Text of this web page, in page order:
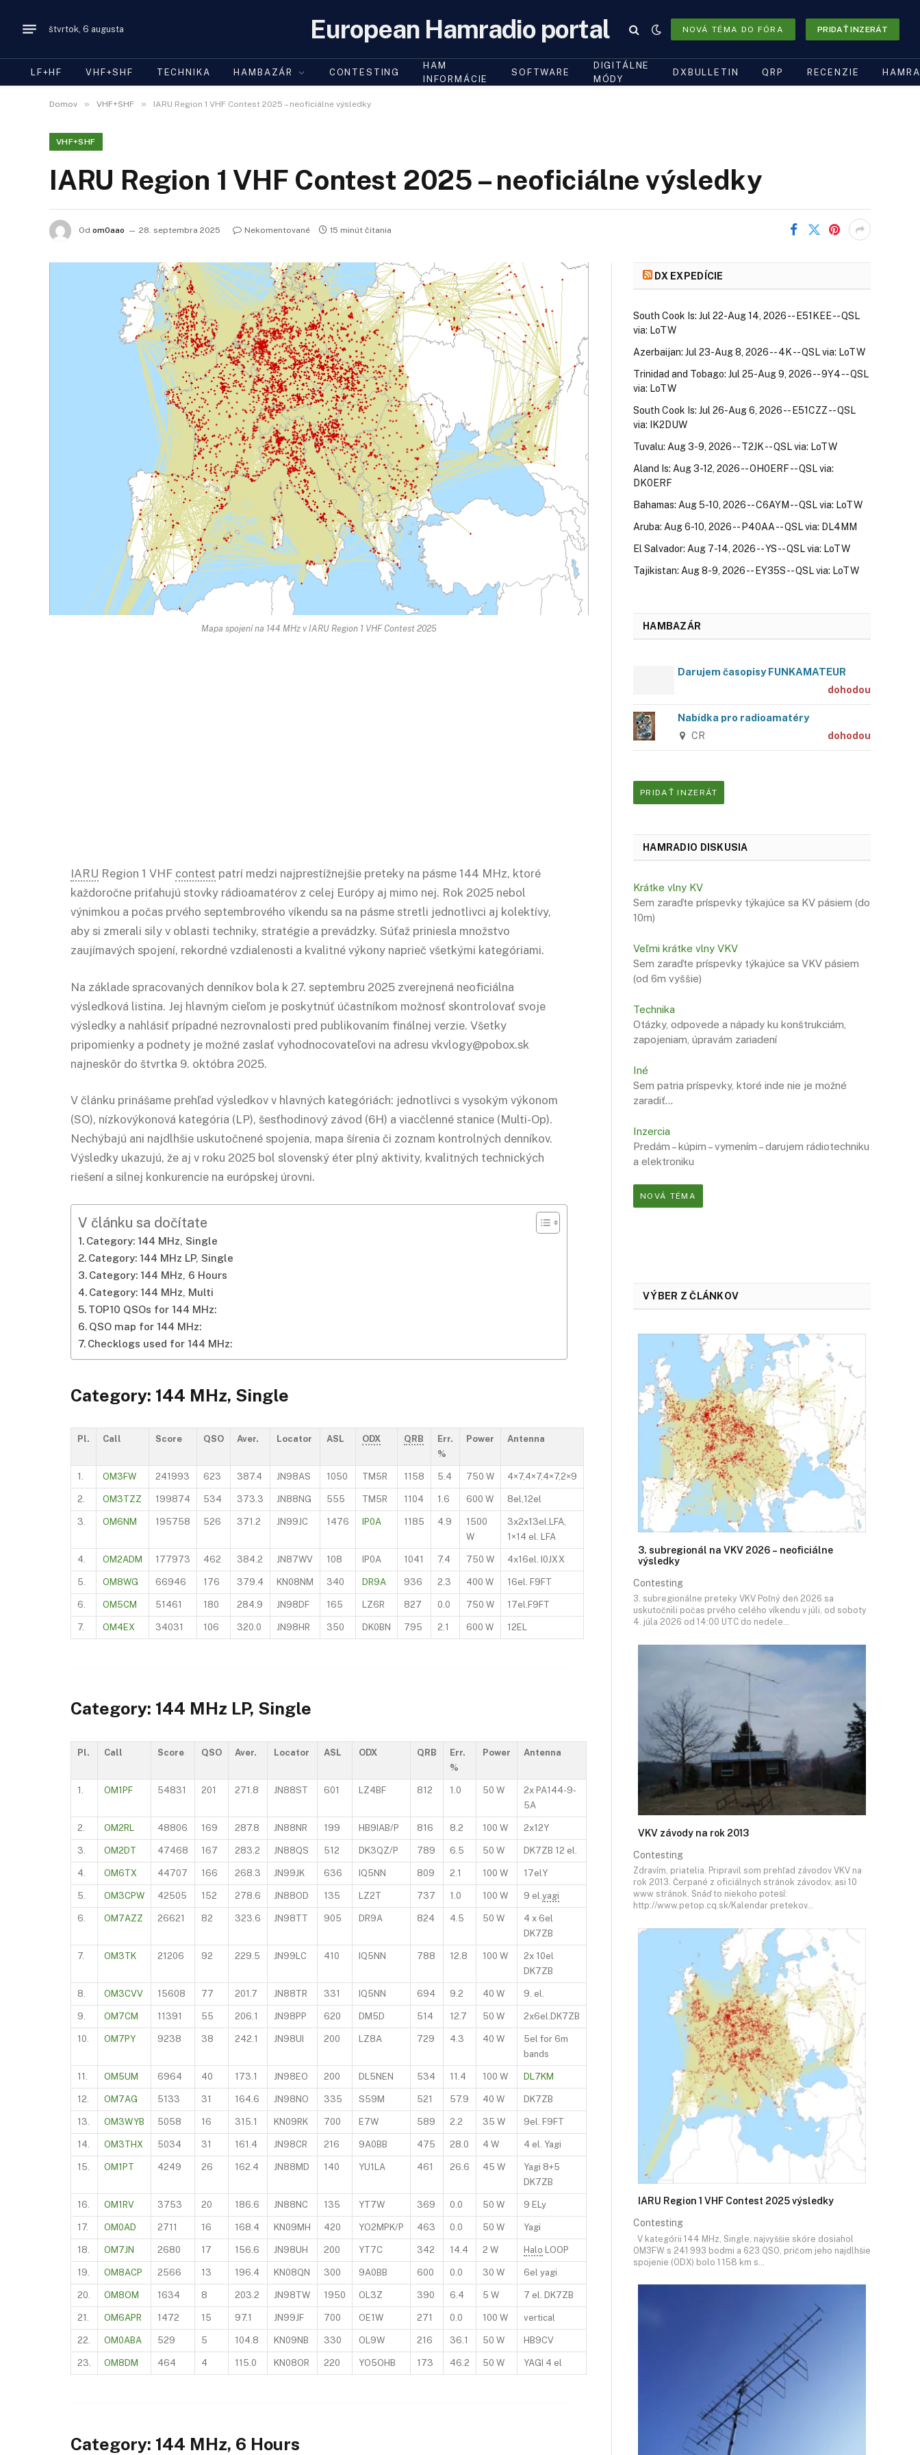
štvrtok, 6 augusta European Hamradio portal NOVÁ TÉMA DO FÓRA PRIDAŤ INZERÁT
LF+HF VHF+SHF TECHNIKA HAMBAZÁR CONTESTING
HAM
INFORMÁCIE
SOFTWARE
DIGITÁLNE
MÓDY
DXBULLETIN QRP RECENZIE
Domov » VHF+SHF » IARU Region 1 VHF Contest 2025 – neoficiálne výsledky
VHF+SHF
IARU Region 1 VHF Contest 2025 – neoficiálne výsledky
Od om0aao 28. septembra 2025 Nekomentované 15 minút čítania
Mapa spojení na 144 MHz v IARU Region 1 VHF Contest 2025
IARU Region 1 VHF contest patrí medzi najprestížnejšie preteky na pásme 144 MHz, ktoré
každoročne priťahujú stovky rádioamatérov z celej Európy aj mimo nej. Rok 2025 nebol
výnimkou a počas prvého septembrového víkendu sa na pásme stretli jednotlivci aj kolektívy,
aby si zmerali sily v oblasti techniky, stratégie a prevádzky. Súťaž priniesla množstvo
zaujímavých spojení, rekordné vzdialenosti a kvalitné výkony naprieč všetkými kategóriami.
Na základe spracovaných denníkov bola k 27. septembru 2025 zverejnená neoficiálna
výsledková listina. Jej hlavným cieľom je poskytnúť účastníkom možnosť skontrolovať svoje
výsledky a nahlásiť prípadné nezrovnalosti pred publikovaním finálnej verzie. Všetky
pripomienky a podnety je možné zaslať vyhodnocovateľovi na adresu vkvlogy@pobox.sk
najneskôr do štvrtka 9. októbra 2025.
V článku prinášame prehľad výsledkov v hlavných kategóriách: jednotlivci s vysokým výkonom
(SO), nízkovýkonová kategória (LP), šesťhodinový závod (6H) a viacčlenné stanice (Multi-Op).
Nechýbajú ani najdlhšie uskutočnené spojenia, mapa šírenia či zoznam kontrolných denníkov.
Výsledky ukazujú, že aj v roku 2025 bol slovenský éter plný aktivity, kvalitných technických
riešení a silnej konkurencie na európskej úrovni.
V článku sa dočítate
Category: 144 MHz, Single
Category: 144 MHz LP, Single
Category: 144 MHz, 6 Hours
Category: 144 MHz, Multi
TOP10 QSOs for 144 MHz:
QSOmap for 144 MHz:
Checklogs used for 144 MHz:
Category: 144 MHz, Single
Pl. Call Score QSO Aver. Locator ASL ODX QRB
Err.
%
Power Antenna
1. OM3FW 241993 623 387.4 JN98AS 1050 TM5R 1158 5.4 750 W 4×7,4×7,4×7,2×9
2. OM3TZZ 199874 534 373.3 JN88NG 555 TM5R 1104 1.6 600 W 8el,12el
3. OM6NM 195758 526 371.2 JN99JC 1476 IP0A 1185 4.9
1500
W
3x2x13el.LFA,
1×14 el. LFA
4. OM2ADM 177973 462 384.2 JN87WV 108 IP0A 1041 7.4 750 W 4x16el. I0JXX
5. OM8WG 66946 176 379.4 KN08NM 340 DR9A 936 2.3 400 W 16el. F9FT
6. OM5CM 51461 180 284.9 JN98DF 165 LZ6R 827 0.0 750 W 17el.F9FT
7. OM4EX 34031 106 320.0 JN98HR 350 DK0BN 795 2.1 600 W 12EL
Category: 144 MHz LP, Single
Pl. Call Score QSO Aver. Locator ASL ODX QRB
Err.
%
Power Antenna
1. OM1PF 54831 201 271.8 JN88ST 601 LZ4BF 812 1.0 50 W
2x PA144-9-
5A
2. OM2RL 48806 169 287.8 JN88NR 199 HB9IAB/P 816 8.2 100 W 2x12Y
3. OM2DT 47468 167 283.2 JN88QS 512 DK3QZ/P 789 6.5 50 W DK7ZB 12 el.
4. OM6TX 44707 166 268.3 JN99JK 636 IQ5NN 809 2.1 100 W 17elY
5. OM3CPW 42505 152 278.6 JN88OD 135 LZ2T 737 1.0 100 W 9 el. yagi
6. OM7AZZ 26621 82 323.6 JN98TT 905 DR9A 824 4.5 50 W
4 x 6el
DK7ZB
7. OM3TK 21206 92 229.5 JN99LC 410 IQ5NN 788 12.8 100 W
2x 10el
DK7ZB
8. OM3CVV 15608 77 201.7 JN88TR 331 IQ5NN 694 9.2 40 W 9. el.
9. OM7CM 11391 55 206.1 JN98PP 620 DM5D 514 12.7 50 W 2x6el.DK7ZB
10. OM7PY 9238 38 242.1 JN98UI 200 LZ8A 729 4.3 40 W
5el for 6m
bands
11. OM5UM 6964 40 173.1 JN98EO 200 DL5NEN 534 11.4 100 W DL7KM
12. OM7AG 5133 31 164.6 JN98NO 335 S59M 521 57.9 40 W DK7ZB
13. OM3WYB 5058 16 315.1 KN09RK 700 E7W 589 2.2 35 W 9el. F9FT
14. OM3THX 5034 31 161.4 JN98CR 216 9A0BB 475 28.0 4 W 4 el. Yagi
15. OM1PT 4249 26 162.4 JN88MD 140 YU1LA 461 26.6 45 W
Yagi 8+5
DK7ZB
16. OM1RV 3753 20 186.6 JN88NC 135 YT7W 369 0.0 50 W 9 ELy
17. OM0AD 2711 16 168.4 KN09MH 420 YO2MPK/P 463 0.0 50 W Yagi
18. OM7JN 2680 17 156.6 JN98UH 200 YT7C 342 14.4 2 W Halo LOOP
19. OM8ACP 2566 13 196.4 KN08QN 300 9A0BB 600 0.0 30 W 6el yagi
20. OM8OM 1634 8 203.2 JN98TW 1950 OL3Z 390 6.4 5 W 7 el. DK7ZB
21. OM6APR 1472 15 97.1 JN99JF 700 OE1W 271 0.0 100 W vertical
22. OM0ABA 529 5 104.8 KN09NB 330 OL9W 216 36.1 50 W HB9CV
23. OM8DM 464 4 115.0 KN08OR 220 YO5OHB 173 46.2 50 W YAGI 4 el
Category: 144 MHz, 6 Hours
DX EXPEDÍCIE
South Cook Is: Jul 22-Aug 14, 2026 -- E51KEE -- QSL
via: LoTW
Azerbaijan: Jul 23-Aug 8, 2026 -- 4K -- QSL via: LoTW
Trinidad and Tobago: Jul 25-Aug 9, 2026 -- 9Y4 -- QSL
via: LoTW
South Cook Is: Jul 26-Aug 6, 2026 -- E51CZZ -- QSL
via: IK2DUW
Tuvalu: Aug 3-9, 2026 -- T2JK -- QSL via: LoTW
Aland Is: Aug 3-12, 2026 -- OH0ERF -- QSL via:
DK0ERF
Bahamas: Aug 5-10, 2026 -- C6AYM -- QSL via: LoTW
Aruba: Aug 6-10, 2026 -- P40AA -- QSL via: DL4MM
El Salvador: Aug 7-14, 2026 -- YS -- QSL via: LoTW
Tajikistan: Aug 8-9, 2026 -- EY35S -- QSL via: LoTW
HAMBAZÁR
Darujem časopisy FUNKAMATEUR
dohodou
Nabídka pro radioamatéry
CR dohodou
PRIDAŤ INZERÁT
HAMRADIO DISKUSIA
Krátke vlny KV
Sem zaraďte príspevky týkajúce sa KV pásiem (do
10m)
Veľmi krátke vlny VKV
Sem zaraďte príspevky týkajúce sa VKV pásiem
(od 6m vyššie)
Technika
Otázky, odpovede a nápady ku konštrukciám,
zapojeniam, úpravám zariadení
Iné
Sem patria príspevky, ktoré inde nie je možné
zaradiť…
Inzercia
Predám – kúpim – vymením – darujem rádiotechniku
a elektroniku
NOVÁ TÉMA
VÝBER Z ČLÁNKOV
3. subregionál na VKV 2026 – neoficiálne
výsledky
Contesting
3. subregionálne preteky VKV Poľný deň 2026 sa
uskutočnili počas prvého celého víkendu v júli, od soboty
4. júla 2026 od 14:00 UTC do nedele…
VKV závody na rok 2013
Contesting
Zdravím, priatelia. Pripravil som prehľad závodov VKV na
rok 2013. Čerpané z oficiálnych stránok závodov, asi 10
www stránok. Snáď to niekoho poteší:
http://www.petop.cq.sk/Kalendar pretekov…
IARU Region 1 VHF Contest 2025 výsledky
Contesting
V kategórii 144 MHz, Single, najvyššie skóre dosiahol
OM3FW s 241 993 bodmi a 623 QSO, pričom jeho najdlhšie
spojenie (ODX) bolo 1 158 km s…